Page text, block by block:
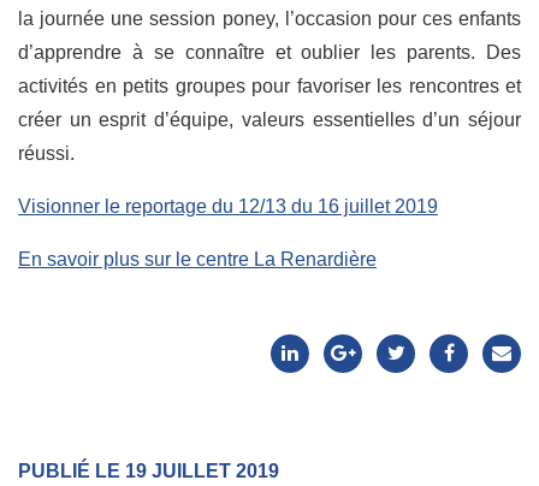
la journée une session poney, l’occasion pour ces enfants
d’apprendre à se connaître et oublier les parents. Des
activités en petits groupes pour favoriser les rencontres et
créer un esprit d’équipe, valeurs essentielles d’un séjour
réussi.
Visionner le reportage du 12/13 du 16 juillet 2019
En savoir plus sur le centre La Renardière
PUBLIÉ LE 19 JUILLET 2019